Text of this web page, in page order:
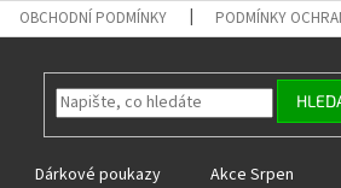
OBCHODNÍ PODMÍNKY PODMÍNKY
Dárkové poukazy Akce Srpen